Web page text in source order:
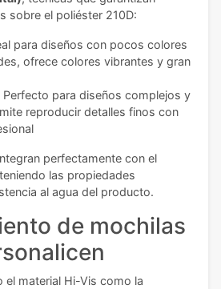
sobre el poliéster 210D:
para diseños con pocos colores
ofrece colores vibrantes y gran
Perfecto para diseños complejos y
reproducir detalles finos con
perfectamente con el
las propiedades
al agua del producto.
de mochilas
el material Hi-Vis como la